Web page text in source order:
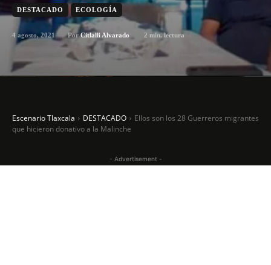
DESTACADO ECOLOGÍA
4 agosto, 2021 Por Citlalli Alvarado 2 min. lectura
Escenario Tlaxcala DESTACADO
Ellos son los 28 Guerreros migrantes
que hicieron donativo a la Malinche
- Advertisement -